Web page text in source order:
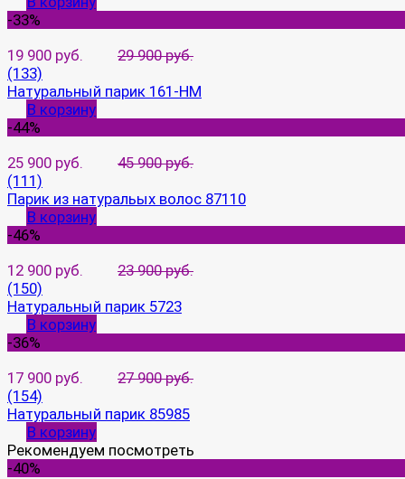
-33%
19 900 руб.
29 900 руб.
(133)
Натуральный парик 161-HM
В корзину
-44%
25 900 руб.
45 900 руб.
(111)
Парик из натуральых волос 87110
В корзину
-46%
12 900 руб.
23 900 руб.
(150)
Натуральный парик 5723
В корзину
-36%
17 900 руб.
27 900 руб.
(154)
Натуральный парик 85985
В корзину
Рекомендуем посмотреть
-40%